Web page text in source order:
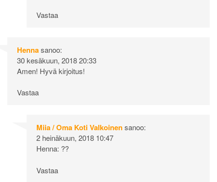
Vastaa
Hennasanoo:
30 kesäkuun, 2018 20:33
Amen! Hyvä kirjoitus!
Vastaa
Miia / Oma Koti Valkoinensanoo:
2 heinäkuun, 2018 10:47
Henna: ??
Vastaa